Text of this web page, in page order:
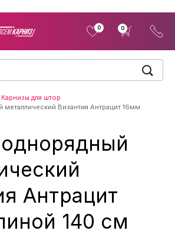
0 0
Карнизы для штор
металлический Византия Антрацит 16мм
Антрацит
140 см